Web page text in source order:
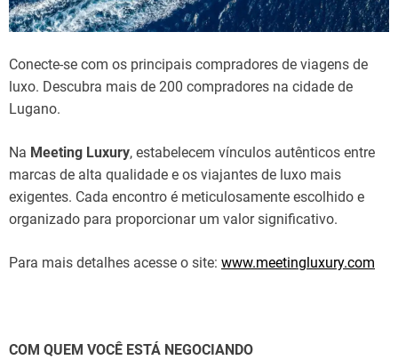
Conecte-se com os principais compradores de viagens de
luxo. Descubra mais de 200 compradores na cidade de
Lugano.
Na Meeting Luxury, estabelecem vínculos autênticos entre
marcas de alta qualidade e os viajantes de luxo mais
exigentes. Cada encontro é meticulosamente escolhido e
organizado para proporcionar um valorsignificativo.
Para mais detalhes acesse o site: www.meetingluxury.com
COM QUEM VOCÊ ESTÁ NEGOCIANDO